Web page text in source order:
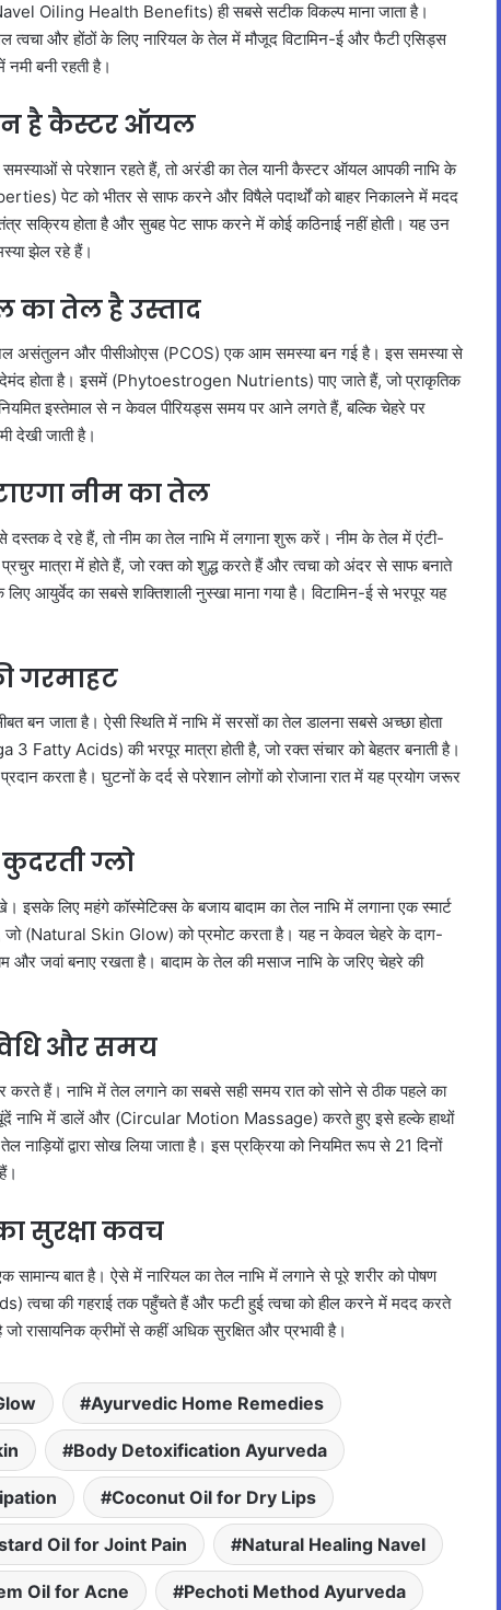
Oiling Health Benefits) ही सबसे सटीक विकल्प माना जाता है।
त्वचा और होंठों के लिए नारियल के तेल में मौजूद विटामिन-ई और फैटी एसिड्स
बनी रहती है।
है कैस्टर ऑयल
से परेशान रहते हैं, तो अरंडी का तेल यानी कैस्टर ऑयल आपकी नाभि के
पेट को भीतर से साफ करने और विषैले पदार्थों को बाहर निकालने में मदद
सक्रिय होता है और सुबह पेट साफ करने में कोई कठिनाई नहीं होती। यह उन
झेल रहे हैं।
का तेल है उस्ताद
असंतुलन और पीसीओएस (PCOS) एक आम समस्या बन गई है। इस समस्या से
होता है। इसमें (Phytoestrogen Nutrients) पाए जाते हैं, जो प्राकृतिक
इस्तेमाल से न केवल पीरियड्स समय पर आने लगते हैं, बल्कि चेहरे पर
देखी जाती है।
नीम का तेल
दस्तक दे रहे हैं, तो नीम का तेल नाभि में लगाना शुरू करें। नीम के तेल में एंटी-
मात्रा में होते हैं, जो रक्त को शुद्ध करते हैं और त्वचा को अंदर से साफ बनाते
आयुर्वेद का सबसे शक्तिशाली नुस्खा माना गया है। विटामिन-ई से भरपूर यह
गरमाहट
बन जाता है। ऐसी स्थिति में नाभि में सरसों का तेल डालना सबसे अच्छा होता
Fatty Acids) की भरपूर मात्रा होती है, जो रक्त संचार को बेहतर बनाती है।
करता है। घुटनों के दर्द से परेशान लोगों को रोजाना रात में यह प्रयोग जरूर
ग्लो
इसके लिए महंगे कॉस्मेटिक्स के बजाय बादाम का तेल नाभि में लगाना एक स्मार्ट
जो (Natural Skin Glow) को प्रमोट करता है। यह न केवल चेहरे के दाग-
और जवां बनाए रखता है। बादाम के तेल की मसाज नाभि के जरिए चेहरे की
और समय
करते हैं। नाभि में तेल लगाने का सबसे सही समय रात को सोने से ठीक पहले का
नाभि में डालें और (Circular Motion Massage) करते हुए इसे हल्के हाथों
द्वारा सोख लिया जाता है। इस प्रक्रिया को नियमित रूप से 21 दिनों
सुरक्षा कवच
सामान्य बात है। ऐसे में नारियल का तेल नाभि में लगाने से पूरे शरीर को पोषण
की गहराई तक पहुँचते हैं और फटी हुई त्वचा को हील करने में मदद करते
रासायनिक क्रीमों से कहीं अधिक सुरक्षित और प्रभावी है।
Ayurvedic Home Remedies
Body Detoxification Ayurveda
Coconut Oil for Dry Lips
Oil for Joint Pain Natural Healing Navel
Oil for Acne Pechoti Method Ayurveda